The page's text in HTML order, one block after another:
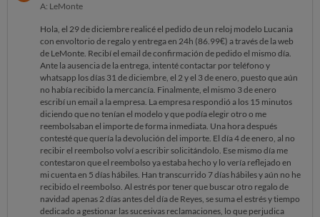
A: LeMonte
Hola, el 29 de diciembre realicé el pedido de un reloj modelo Lucania
con envoltorio de regalo y entrega en 24h (86.99€) a través de la web
de LeMonte. Recibí el email de confirmación de pedido el mismo día.
Ante la ausencia de la entrega, intenté contactar por teléfono y
whatsapp los días 31 de diciembre, el 2 y el 3 de enero, puesto que aún
no había recibido la mercancía. Finalmente, el mismo 3 de enero
escribí un email a la empresa. La empresa respondió a los 15 minutos
diciendo que no tenían el modelo y que podía elegir otro o me
reembolsaban el importe de forma inmediata. Una hora después
contesté que quería la devolución del importe. El día 4 de enero, al no
recibir el reembolso volví a escribir solicitándolo. Ese mismo día me
contestaron que el reembolso ya estaba hecho y lo vería reflejado en
mi cuenta en 5 días hábiles. Han transcurrido 7 días hábiles y aún no he
recibido el reembolso. Al estrés por tener que buscar otro regalo de
navidad apenas 2 días antes del día de Reyes, se suma el estrés y tiempo
dedicado a gestionar las sucesivas reclamaciones, lo que perjudica